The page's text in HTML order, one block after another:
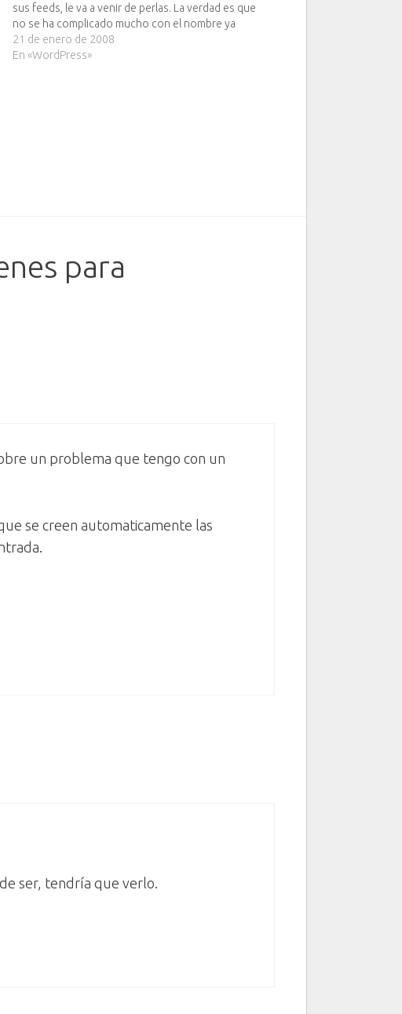
sus feeds, le va a venir de perlas. La verdad es que
no se ha complicado mucho con el nombre ya
que…
21 de enero de 2008
En «WordPress»
para
un problema que tengo con un
se creen automaticamente las
ser, tendría que verlo.